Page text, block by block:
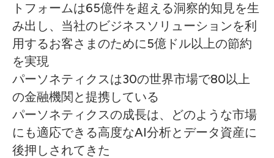
トフォームは65億件を超える洞察的知見を生
み出し、当社のビジネスソリューションを利
用するお客さまのために5億ドル以上の節約
を実現
パーソネティクスは30の世界市場で80以上
の金融機関と提携している
パーソネティクスの成長は、どのような市場
にも適応できる高度なAI分析とデータ資産に
後押しされてきた